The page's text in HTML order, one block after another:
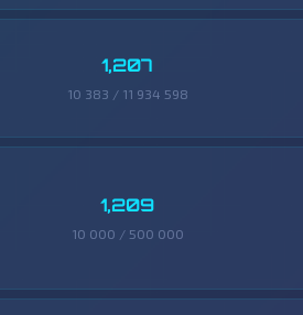
1,207
10 383 / 11 934 598
1,209
10 000 / 500 000